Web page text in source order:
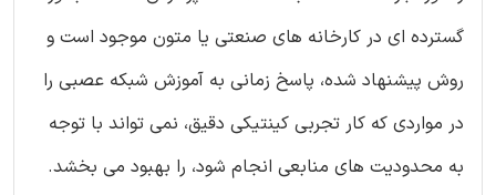
گسترده ای در کارخانه های صنعتی یا متون موجود است و
روش پیشنهاد شده، پاسخ زمانی به آموزش شبکه عصبی را
در مواردی که کار تجربی کینتیکی دقیق، نمی تواند با توجه
به محدودیت های منابعی انجام شود، را بهبود می بخشد.